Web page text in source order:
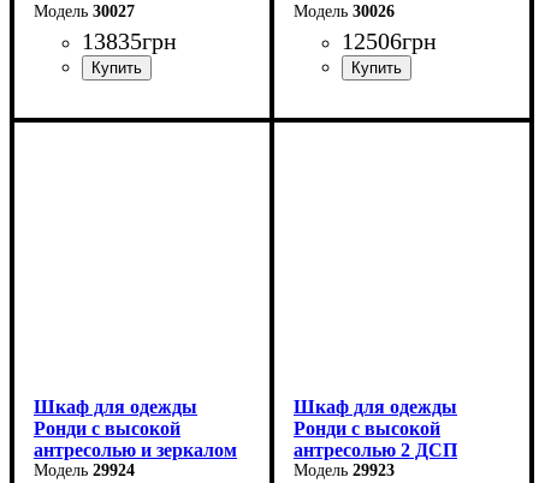
30027
13835грн
Ширина: 100 см
30026
12506грн
Ширина: 100 см
Шкаф для одежды
Ронди с высокой
антресолью и зеркалом
2 ДСП 29924
Шкаф для одежды
Ронди с высокой
антресолью 2 ДСП
29923